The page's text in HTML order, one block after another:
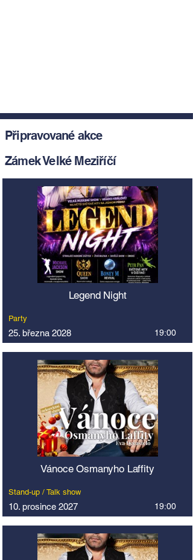
Připravované akce
Zámek Velké Meziříčí
Legend Night
Party
25. března 2028 19:00
Vánoce Osmanyho Laffity
Stand-up / Talk show
10. prosince 2027 19:00